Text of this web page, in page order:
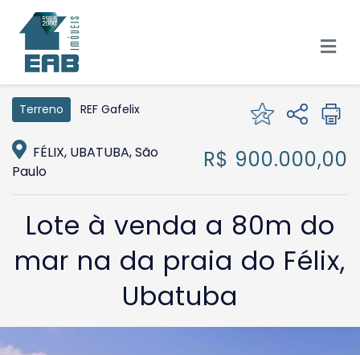
Terreno REF Gafelix
FÉLIX, UBATUBA, São
Paulo
R$ 900.000,00
Lote à venda a 80m do
mar na da praia do Félix,
Ubatuba